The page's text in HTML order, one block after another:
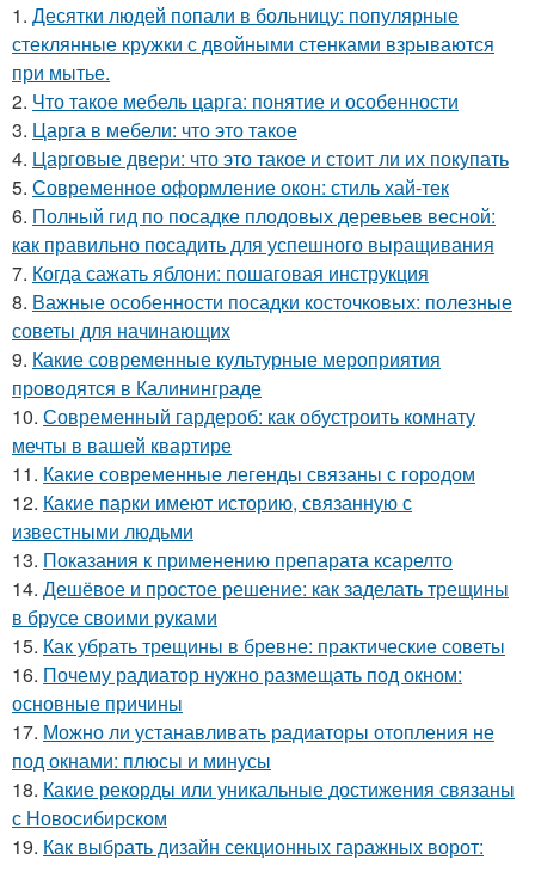
1. Десятки людей попали в больницу: популярные
стеклянные кружки с двойными стенками взрываются
при мытье.
2. Что такое мебель царга: понятие и особенности
3. Царга в мебели: что это такое
4. Царговые двери: что это такое и стоит ли их покупать
5. Современное оформление окон: стиль хай-тек
6. Полный гид по посадке плодовых деревьев весной:
как правильно посадить для успешного выращивания
7. Когда сажать яблони: пошаговая инструкция
8. Важные особенности посадки косточковых: полезные
советы для начинающих
9. Какие современные культурные мероприятия
проводятся в Калининграде
10. Современный гардероб: как обустроить комнату
мечты в вашей квартире
11. Какие современные легенды связаны с городом
12. Какие парки имеют историю, связанную с
известными людьми
13. Показания к применению препарата ксарелто
14. Дешёвое и простое решение: как заделать трещины
в брусе своими руками
15. Как убрать трещины в бревне: практические советы
16. Почему радиатор нужно размещать под окном:
основные причины
17. Можно ли устанавливать радиаторы отопления не
под окнами: плюсы и минусы
18. Какие рекорды или уникальные достижения связаны
с Новосибирском
19. Как выбрать дизайн секционных гаражных ворот: